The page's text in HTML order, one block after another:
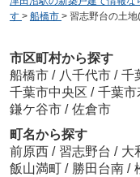
す > 船橋市 > 習志野台の土地
市区町村から探す
船橋市 / 八千代市 / 千
千葉市中央区 / 千葉市
鎌ケ谷市 / 佐倉市
町名から探す
前原西 / 習志野台 / 大
飯山満町 / 勝田台南 /